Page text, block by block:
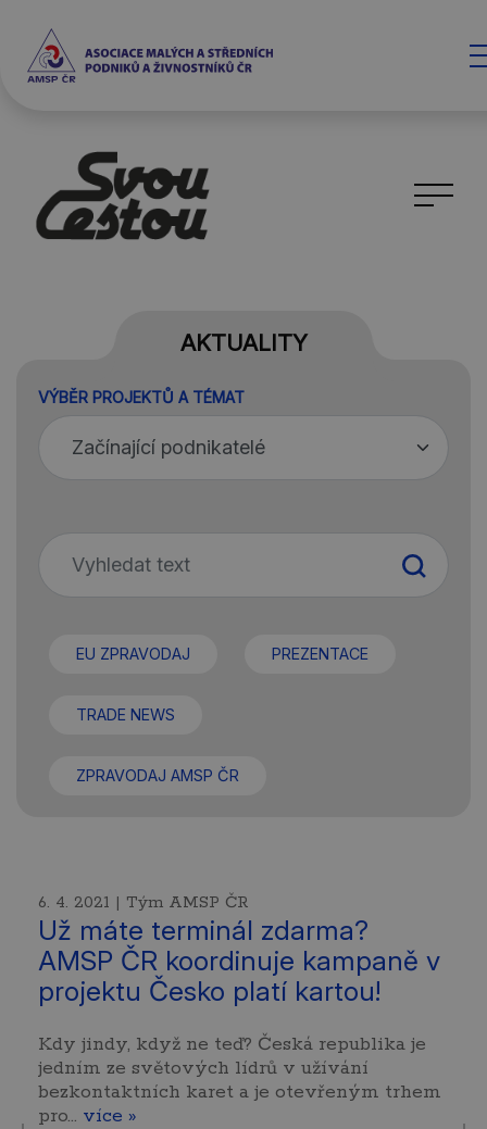
AKTUALITY
VÝBĚR PROJEKTŮ A TÉMAT
EU ZPRAVODAJ PREZENTACE
TRADE NEWS
ZPRAVODAJ AMSP ČR
6. 4. 2021 | Tým AMSP ČR
Už máte terminál zdarma?
AMSP ČR koordinuje kampaně v
projektu Česko platí kartou!
Kdy jindy, když ne teď? Česká republika je
jedním ze světových lídrů v užívání
bezkontaktních karet a je otevřeným trhem
pro… více »